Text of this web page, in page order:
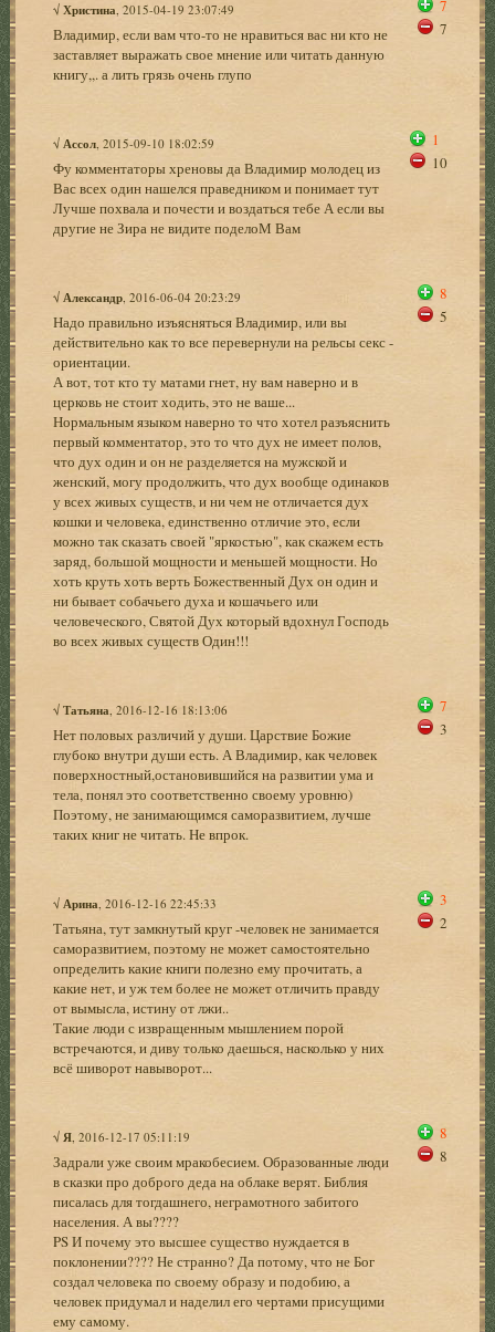
√Христина , 2015-04-19 23:07:49
Владимир, если вам что-то не нравиться вас ни кто не
заставляет выражать свое мнение или читать данную
книгу,,. а лить грязь очень глупо
7
7
√ Ассол , 2015-09-10 18:02:59
Фу комментаторы хреновы да Владимир молодец из
Вас всех один нашелся праведником и понимает тут
Лучше похвала и почести и воздаться тебе А если вы
другие не Зира не видите поделоМ Вам
1
10
√ Александр , 2016-06-04 20:23:29
Надо правильно изъясняться Владимир, или вы
действительно как то все перевернули на рельсы секс -
ориентации.
А вот, тот кто ту матами гнет, ну вам наверно и в
церковь не стоит ходить, это не ваше...
Нормальным языком наверно то что хотел разъяснить
первый комментатор, это то что дух не имеет полов,
что дух один и он не разделяется на мужской и
женский, могу продолжить, что дух вообще одинаков
у всех живых существ, и ни чем не отличается дух
кошки и человека, единственно отличие это, если
можно так сказать своей "яркостью", как скажем есть
заряд, большой мощности и меньшей мощности. Но
хоть круть хоть верть Божественный Дух он один и
ни бывает собачьего духа и кошачьего или
человеческого, Святой Дух который вдохнул Господь
во всех живых существ Один!!!
8
5
√Татьяна , 2016-12-16 18:13:06
Нет половых различий у души. Царствие Божие
глубоко внутри души есть. А Владимир, как человек
поверхностный,остановившийся на развитии ума и
тела, понял это соответственно своему уровню)
Поэтому, не занимающимся саморазвитием, лучше
таких книг не читать. Не впрок.
7
3
√ Арина , 2016-12-16 22:45:33
Татьяна, тут замкнутый круг -человек не занимается
саморазвитием, поэтому не может самостоятельно
определить какие книги полезно ему прочитать, а
какие нет, и уж тем более не может отличить правду
от вымысла, истину от лжи..
Такие люди с извращенным мышлением порой
встречаются, и диву только даешься, насколько у них
всё шиворот навыворот...
3
2
√ Я , 2016-12-17 05:11:19
Задрали уже своим мракобесием. Образованные люди
в сказки про доброго деда на облаке верят. Библия
писалась для тогдашнего, неграмотного забитого
населения. А вы????
PS И почему это высшее существо нуждается в
поклонении???? Не странно? Да потому, что не Бог
создал человека по своему образу и подобию, а
человек придумал и наделил его чертами присущими
ему самому.
8
8